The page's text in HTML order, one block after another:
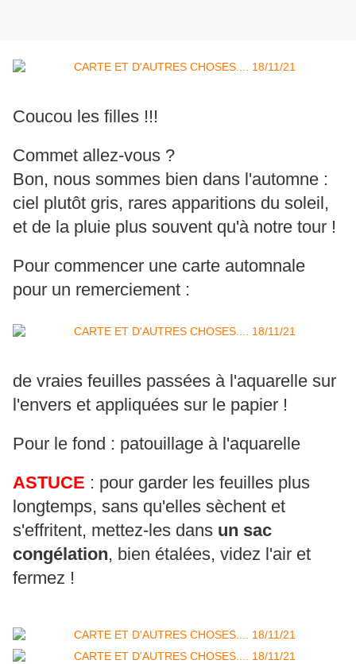
Coucou les filles !!!
Commet allez-vous ?
Bon, nous sommes bien dans l'automne :
ciel plutôt gris, rares apparitions du soleil,
et de la pluie plus souvent qu'à notre tour !
Pour commencer une carte automnale
pour un remerciement :
de vraies feuilles passées à l'aquarelle sur
l'envers et appliquées sur le papier !
Pour le fond : patouillage à l'aquarelle
ASTUCE : pour garder les feuilles plus
longtemps, sans qu'elles sèchent et
s'effritent, mettez-les dans un sac
congélation, bien étalées, videz l'air et
fermez !